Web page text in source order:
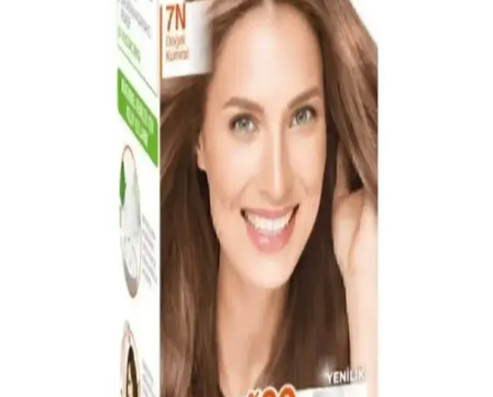
Schwarzkopf Men Perfect 80 Kahve Siyah, 5 dakikada beyazları
kapatan, amonyak içermeyen, pratik ve doğal görünümlü erkek saç
Igora Saç Boyası Seçimi ve Güvenilir Satın Alma
İgora saç boyası, geniş renk seçenekleri ve parlak sonuçlarıyla öne
çıkar. Doğru ürün seçimi ve güvenilir satıcılar aracılığıyla alışveriş,
saç sağlığını koruyarak istenilen sonucu sağlar.
Kumral Bej Saç Boyası Seçiminde Güvenilir
Markalar ve Bakım İpuçları
Güvenilir markalar ve doğru bakım ipuçlarıyla kumral bej saç
renginizi uzun süre koruyun. Renk dayanıklılığı ve saç sağlığı için
uzman önerileri burada.